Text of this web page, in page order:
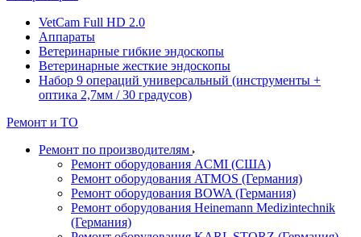
VetCam Full HD 2.0
Аппараты
Ветеринарные гибкие эндоскопы
Ветеринарные жесткие эндоскопы
Набор 9 операций универсальный (инструменты +
оптика 2,7мм / 30 градусов)
Ремонт и ТО
Ремонт по производителям
Ремонт оборудования ACMI (США)
Ремонт оборудования ATMOS (Германия)
Ремонт оборудования BOWA (Германия)
Ремонт оборудования Heinemann Medizintechnik
(Германия)